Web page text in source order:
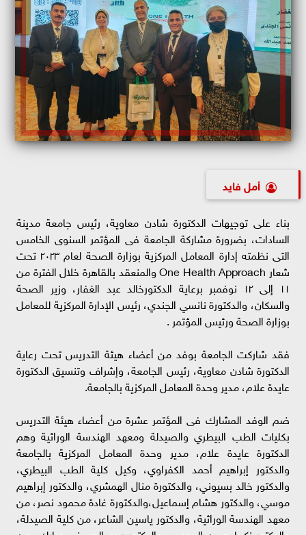
أمل فايد
بناء على توجيهات الدكتورة شادن معاوية، رئيس جامعة مدينة
السادات، بضرورة مشاركة الجامعة فى المؤتمر السنوى الخامس
التى نظمته إدارة المعامل المركزية بوزارة الصحة لعام ٢٠٢٣ تحت
شعار One Health Approach والمنعقد بالقاهرة خلال الفترة من
١١ إلى ١٢ نوفمبر برعاية الدكتورخالد عبد الغفار، وزير الصحة
والسكان، والدكتورة نانسي الجندي، رئيس الإدارة المركزية للمعامل
بوزارة الصحة ورئيس المؤتمر .
فقد شاركت الجامعة بوفد من أعضاء هيئة التدريس تحت رعاية
الدكتورة شادن معاوية، رئيس الجامعة، وإشراف وتنسيق الدكتورة
عايدة علام، مدير وحدة المعامل المركزية بالجامعة.
ضم الوفد المشارك فى المؤتمر عشرة من أعضاء هيئة التدريس
بكليات الطب البيطري والصيدلة ومعهد الهندسة الوراثية وهم
الدكتورة عايدة علام، مدير وحدة المعامل المركزية بالجامعة
والدكتور إبراهيم أحمد الكفراوي، وكيل كلية الطب البيطري،
والدكتور خالد بسيوني، والدكتورة منال الهمشري، والدكتور إبراهيم
موسي، والدكتور هشام إسماعيل،والدكتورة غادة محمود نصر، من
معهد الهندسة الوراثية، والدكتور ياسين الشاعر، من كلية الصيدلة،